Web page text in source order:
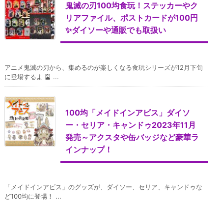
鬼滅の刃100均食玩！ステッカーやク
リアファイル、ポストカードが100円
✨ダイソーや通販でも取扱い
アニメ鬼滅の刃から、集めるのが楽しくなる食玩シリーズが12月下旬
に登場するよ 🎴 ...
100均「メイドインアビス」ダイソ
ー・セリア・キャンドゥ2023年11月
発売～アクスタや缶バッジなど豪華ラ
インナップ！
「メイドインアビス」のグッズが、ダイソー、セリア、キャンドゥな
ど100均に登場！ ...